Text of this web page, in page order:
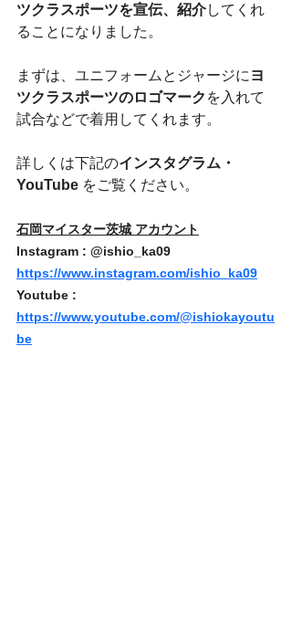
ツクラスポーツを宣伝、紹介してくれ
ることになりました。
まずは、ユニフォームとジャージに ヨ
ツクラスポーツのロゴマーク を入れて
試合などで着用してくれます。
詳しくは下記のインスタグラム・
YouTube をご覧ください。
石岡マイスター茨城 アカウント
Instagram : @ishio_ka09
https://www.instagram.com/ishio_ka09
Youtube :
https://www.youtube.com/@ishiokayoutu
be